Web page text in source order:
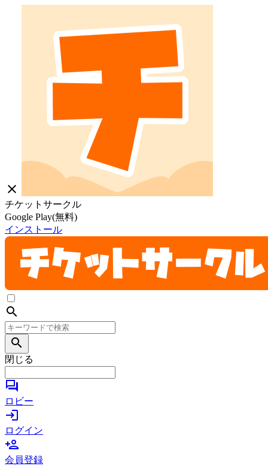
close
チケットサークル
Google Play(無料)
インストール
search
search
閉じる
forum
ロビー
login
ログイン
person_add
会員登録